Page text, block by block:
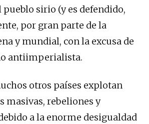
pueblo sirio (y es defendido,
por gran parte de la
y mundial, con la excusa de
antiimperialista.
otros países explotan
masivas, rebeliones y
a la enorme desigualdad